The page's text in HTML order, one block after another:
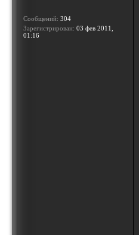
Сообщений: 304
Зарегистрирован: 03 фев 2011,
01:16